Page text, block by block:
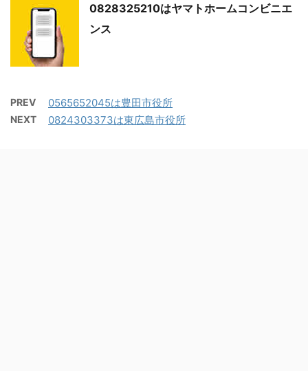
0828325210はヤマトホームコンビニエ
ンス
PREV 0565652045は豊田市役所
NEXT 0824303373は東広島市役所